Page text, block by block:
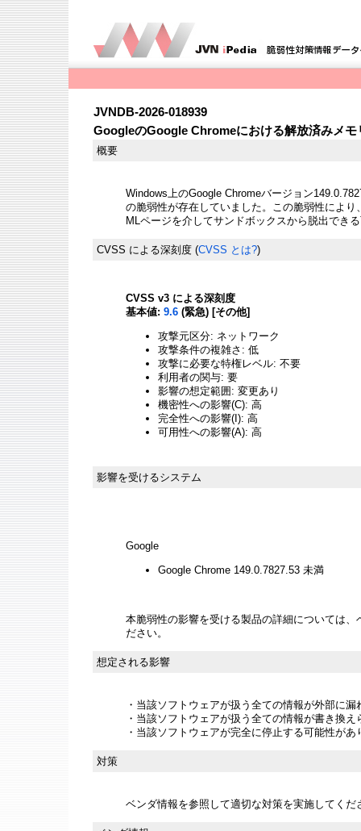
JVNDB-2026-018939
GoogleのGoogle Chromeにおける解放済みメモ
概要
Windows上のGoogle Chromeバージョン
の脆弱性が存在していました。この脆弱性によ
MLページを介してサンドボックスから脱出でき
CVSS による深刻度 (CVSS とは?)
CVSS v3 による深刻度
基本値: 9.6 (緊急) [その他]
攻撃元区分: ネットワーク
攻撃条件の複雑さ: 低
攻撃に必要な特権レベル: 不要
利用者の関与: 要
影響の想定範囲: 変更あり
機密性への影響(C): 高
完全性への影響(I): 高
可用性への影響(A): 高
影響を受けるシステム
Google
Google Chrome 149.0.7827.53 未満
本脆弱性の影響を受ける製品の詳細については
ださい。
想定される影響
・当該ソフトウェアが扱う全ての情報が外部に
・当該ソフトウェアが扱う全ての情報が書き換
・当該ソフトウェアが完全に停止する可能性があ
対策
ベンダ情報を参照して適切な対策を実施してくだ